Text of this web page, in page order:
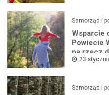
Samorząd i
Wsparcie
Powiecie
na rzecz
23
Samorząd i